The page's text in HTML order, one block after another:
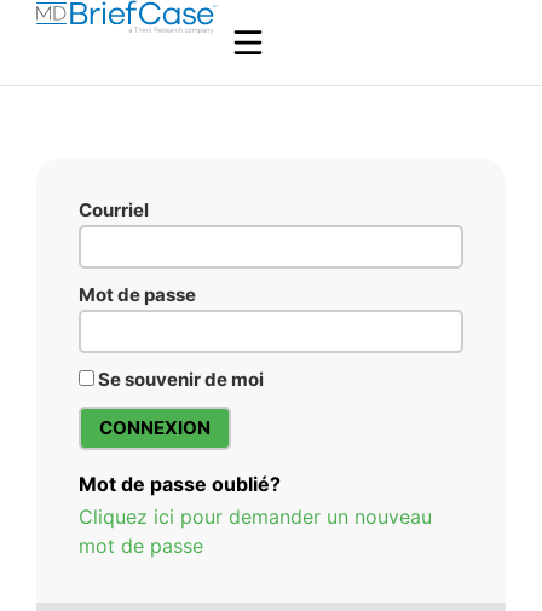
Courriel
Mot de passe
Se souvenir de moi
Mot de passe oublié?
Cliquez ici pour demander un nouveau
mot de passe